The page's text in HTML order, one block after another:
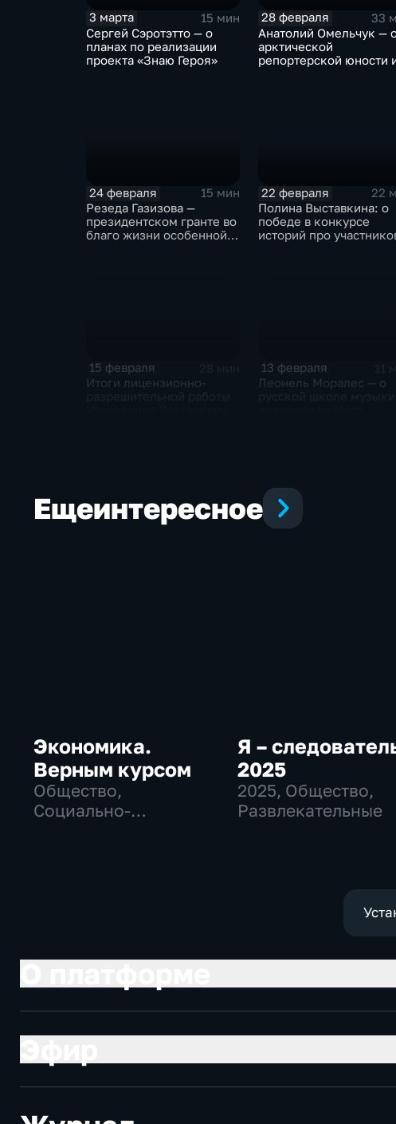
3 марта
15 мин
Сергей Сэротэтто — о
планах по реализации
проекта «Знаю Героя»
28 февраля
33
Анатолий Омельчук —
арктической
репортерской юности
24 февраля
15 мин
Резеда Газизова —
президентском гранте во
благо жизни особенной
22 февраля
22
Полина Выставкина: о
победе в конкурсе
историй про
15 февраля
Итоги лицензионно-
13 февраля
Леонель Моралес — о
Ещеинтересное
Экономика.
Верным курсом
Общество,
Социально-
Я –
2025
2025, Общество,
Развлекательные